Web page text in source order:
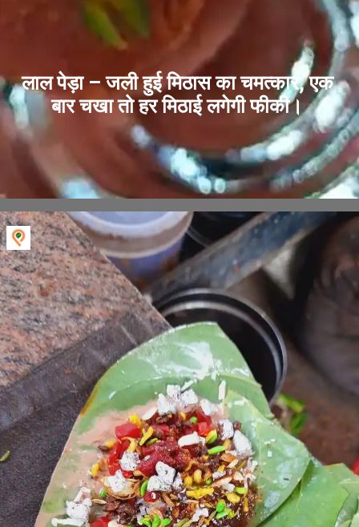
लाल पेड़ा – जली हुई मिठास का चमत्कार, एक
बार चखा तो हर मिठाई लगेगी फीकी।